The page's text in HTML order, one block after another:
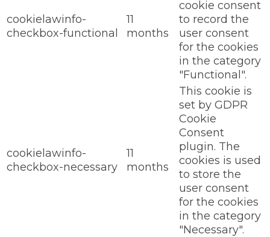
cookielawinfo-
checkbox-functional
11
months
cookie consent
to record the
user consent
for the cookies
in the category
"Functional".
cookielawinfo-
checkbox-necessary
11
months
This cookie is
set by GDPR
Cookie
Consent
plugin. The
cookies is used
to store the
user consent
for the cookies
in the category
"Necessary".